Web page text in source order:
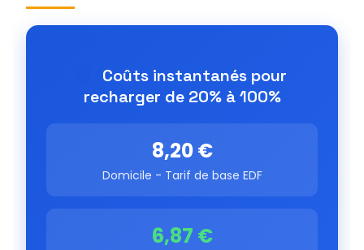
Coûts instantanés pour
recharger de 20% à 100%
8,20 €
Domicile - Tarif de base EDF
6,87 €